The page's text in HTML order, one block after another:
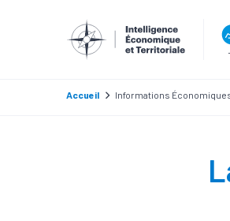
Accueil Informations